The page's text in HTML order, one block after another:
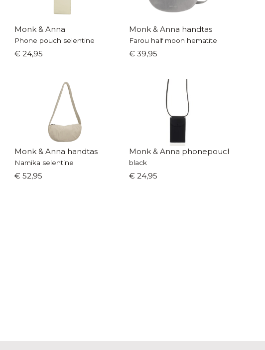
Monk & Anna
Phone pouch selentine
€ 24,95
Monk & Anna handtas
Farou half moon hematite
€ 39,95
Monk & Anna handtas
Namika selentine
€ 52,95
Monk & Anna phonepouch
black
€ 24,95